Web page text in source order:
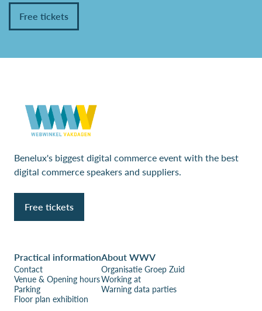
Free tickets
Benelux's biggest digital commerce event with the best
digital commerce speakers and suppliers.
Free tickets
Practical information
Contact
Venue & Opening hours
Parking
Floor plan exhibition
About WWV
Organisatie Groep Zuid
Working at
Warning data parties